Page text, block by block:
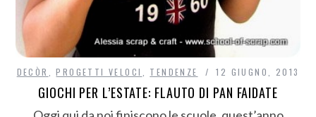
DECÒR ,PROGETTI VELOCI TENDENZE 12 GIUGNO, 2013
GIOCHI PER L’ESTATE: FLAUTO DI PAN FAIDATE